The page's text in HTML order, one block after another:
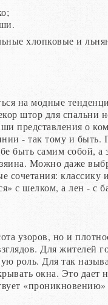
хлопковые и
на модные
штор для спальни
представления о
- так тому и быть.
быть самим собой, а
Можно даже
классику
с шелком, а лен - с
узоров, но и
Для жителей
роль. Для так
окна. Это дает